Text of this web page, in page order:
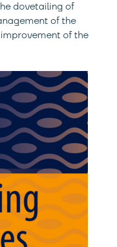
dovetailing of
of the
of the